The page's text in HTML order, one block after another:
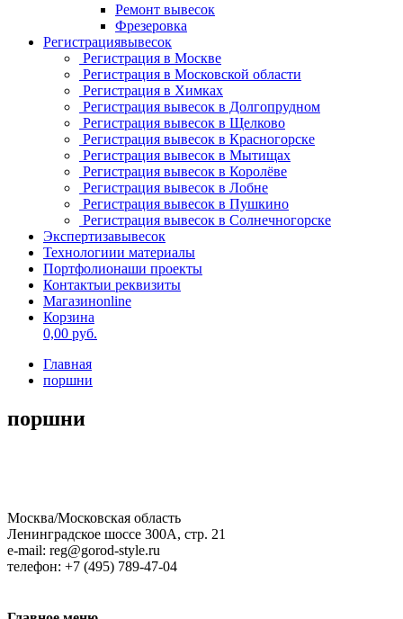
Ремонт вывесок
Фрезеровка
Регистрациявывесок
Регистрация в Москве
Регистрация в Московской области
Регистрация в Химках
Регистрация вывесок в Долгопрудном
Регистрация вывесок в Щелково
Регистрация вывесок в Красногорске
Регистрация вывесок в Мытищах
Регистрация вывесок в Королёве
Регистрация вывесок в Лобне
Регистрация вывесок в Пушкино
Регистрация вывесок в Солнечногорске
Экспертизавывесок
Технологиии материалы
Портфолионаши проекты
Контактыи реквизиты
Магазинonline
Корзина
0,00 руб.
Главная
поршни
поршни
Москва/Московская область
Ленинградское шоссе 300А, стр. 21
e-mail: reg@gorod-style.ru
телефон: +7 (495) 789-47-04